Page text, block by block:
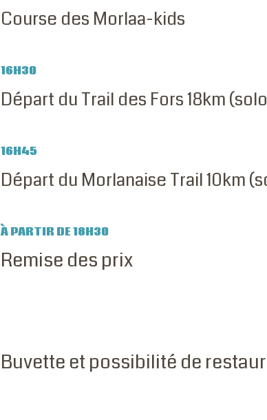
Course des Morlaa-kids
16H30
Départ du Trail des Fors 18km
16H45
Départ du Morlanaise Trail 10km
À PARTIR DE 18H30
Remise des prix
Buvette et possibilité de